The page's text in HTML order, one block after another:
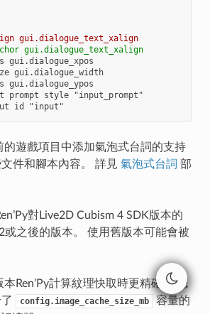
gui.dialogue_text_xalign
gui.dialogue_text_xalign
            xsize gui.dialogue_width
的遊戲項目中添加氣泡式台詞的支持
件和腳本內容。 詳見 氣泡式台詞 部
對Live2D Cubism 4 SDK版本的
或之後的版本。 使用舊版本可能會被
Ren’Py計算紋理快取時更精確。 總
config.image_cache_size_mb
容量的